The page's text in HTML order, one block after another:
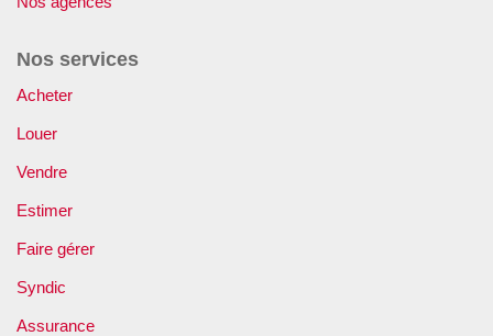
Nos services
Acheter
Louer
Vendre
Estimer
Faire gérer
Syndic
Assurance